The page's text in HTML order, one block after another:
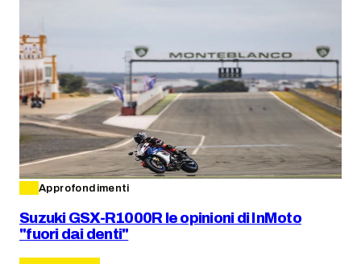
Approfondimenti
Suzuki GSX-R1000R le opinioni di InMoto
"fuori dai denti"